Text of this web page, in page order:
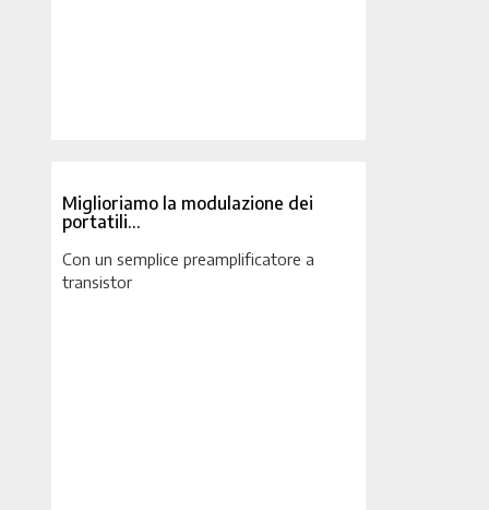
Miglioriamo la modulazione dei
portatili…
Con un semplice preamplificatore a
transistor